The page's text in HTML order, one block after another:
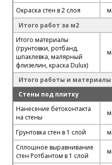
Окраска стен в 2 слоя
Итого работ за м2
Итого материалы
(грунтовки, ротбанд,
шпаклевка, малярный
флизелин, краска Dulux)
Итого работы и материалы
Стены под плитку
Нанесение бетоконтакта
на стены
Грунтовка стен в 1 слой
Сплошное выравнивание
стен Ротбантом в 1 слой